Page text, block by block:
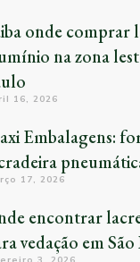
onde comprar
na zona
16, 2026
Embalagens:
17, 2026
encontrar
vedação em